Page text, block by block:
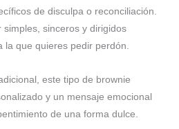
de disculpa o reconciliación.
simples, sinceros y dirigidos
que quieres pedir perdón.
este tipo de brownie
y un mensaje emocional
de una forma dulce.